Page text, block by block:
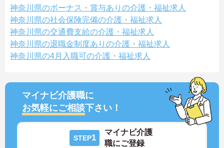
神奈川県のボーナス・賞与ありの介護・福祉求人
神奈川県の社会保険完備の介護・福祉求人
神奈川県の交通費支給の介護・福祉求人
神奈川県の退職金制度ありの介護・福祉求人
神奈川県の4月入職可の介護・福祉求人
マイナビ介護職に
お気軽にご相談下さい！
STEP1
マイナビ介護
職にご登録